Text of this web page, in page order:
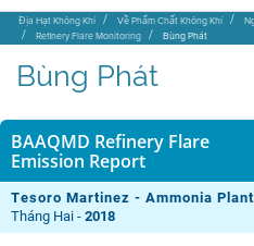
Địa Hạt Không Khí Về Phẩm Chất Không Khí
Refinery Flare Monitoring
Bùng Phát
Bùng Phát
BAAQMD Refinery Flare
Emission Report
Tesoro Martinez - Ammonia Plant
Tháng Hai -2018